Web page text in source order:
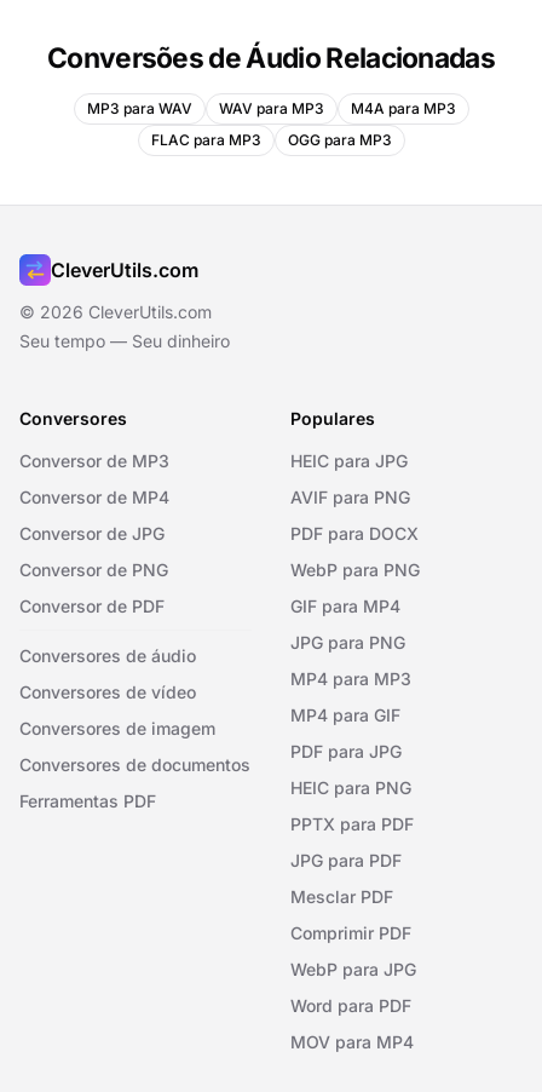
Conversões de Áudio Relacionadas
MP3 para WAV WAV para MP3
M4A para MP3
FLAC para MP3
OGG para MP3
CleverUtils.com
© 2026 CleverUtils.com
Seu tempo — Seu dinheiro
Conversores
Conversor de MP3
Conversor de MP4
Conversor de JPG
Conversor de PNG
Conversor de PDF
Conversores de áudio
Conversores de vídeo
Conversores de imagem
Conversores de documentos
Ferramentas PDF
Populares
HEIC para JPG
AVIF para PNG
PDF para DOCX
WebP para PNG
GIF para MP4
JPG para PNG
MP4 para MP3
MP4 para GIF
PDF para JPG
HEIC para PNG
PPTX para PDF
JPG para PDF
Mesclar PDF
Comprimir PDF
WebP para JPG
Word para PDF
MOV para MP4